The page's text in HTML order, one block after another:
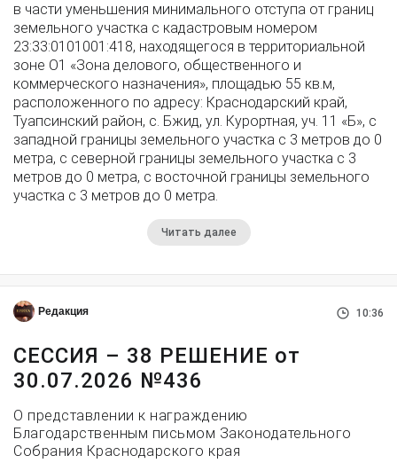
в части уменьшения минимального отступа от границ
земельного участка с кадастровым номером
23:33:0101001:418, находящегося в территориальной
зоне О1 «Зона делового, общественного и
коммерческого назначения», площадью 55 кв.м,
расположенного по адресу: Краснодарский край,
Туапсинский район, с. Бжид, ул. Курортная, уч. 11 «Б», с
западной границы земельного участка с 3 метров до 0
метра, с северной границы земельного участка с 3
метров до 0 метра, с восточной границы земельного
участка с 3 метров до 0 метра.
Читать далее
Редакция 10:36
СЕССИЯ – 38 РЕШЕНИЕ от
30.07.2026 №436
О представлении к награждению
Благодарственным письмом Законодательного
Собрания Краснодарского края